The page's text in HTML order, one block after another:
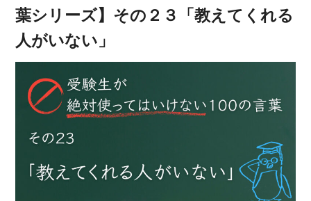
葉シリーズ】その２３「教えてくれる
人がいない」